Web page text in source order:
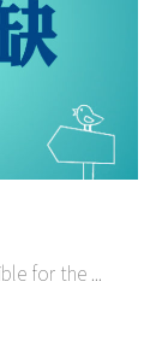
for the